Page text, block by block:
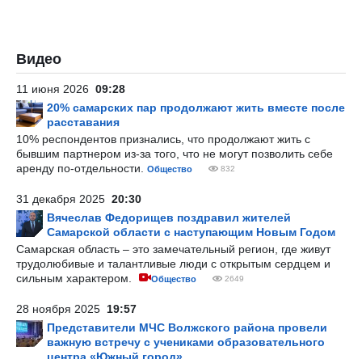
Видео
11 июня 2026 09:28
20% самарских пар продолжают жить вместе после
расставания
10% респондентов признались, что продолжают жить с
бывшим партнером из-за того, что не могут позволить себе
аренду по-отдельности.
Общество 832
31 декабря 2025 20:30
Вячеслав Федорищев поздравил жителей
Самарской области с наступающим Новым Годом
Самарская область – это замечательный регион, где живут
трудолюбивые и талантливые люди с открытым сердцем и
сильным характером.
Общество 2649
28 ноября 2025 19:57
Представители МЧС Волжского района провели
важную встречу с учениками образовательного